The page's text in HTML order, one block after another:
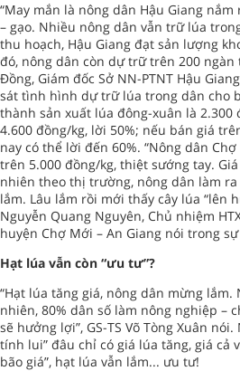
“May mắn là nông dân Hậu Giang
– gạo. Nhiều nông dân vẫn trữ lúa
thu hoạch, Hậu Giang đạt sản lượng
đó, nông dân còn dự trữ trên 200 ngàn
Đồng, Giám đốc Sở NN-PTNT Hậu
sát tình hình dự trữ lúa trong dân cho
thành sản xuất lúa đông-xuân là 2.300
4.600 đồng/kg, lời 50%; nếu bán giá
nay có thể lời đến 60%. “Nông dân
trên 5.000 đồng/kg, thiệt sướng tay.
nhiên theo thị trường, nông dân làm ra
lắm. Lâu lắm rồi mới thấy cây lúa “lên
Nguyễn Quang Nguyên, Chủ nhiệm
huyện Chợ Mới – An Giang nói trong
Hạt lúa vẫn còn “ưu tư”?
“Hạt lúa tăng giá, nông dân mừng
nhiên, 80% dân số làm nông nghiệp –
sẽ hưởng lợi”, GS-TS Võ Tòng Xuân
tính lui” đâu chỉ có giá lúa tăng, giá cả
bão giá”, hạt lúa vẫn lắm... ưu tư!